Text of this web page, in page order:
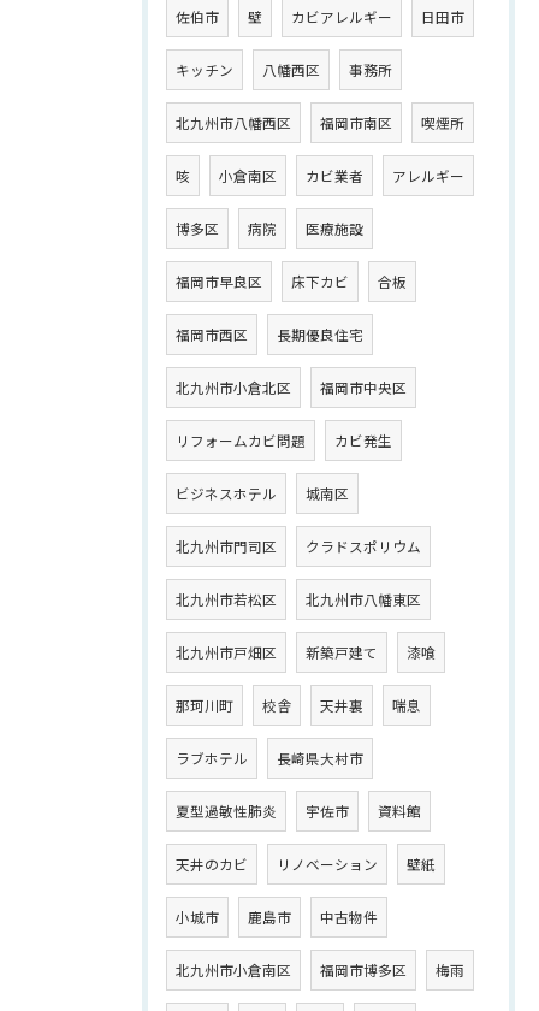
佐伯市 壁 カビアレルギー 日田市
キッチン 八幡西区 事務所
北九州市八幡西区 福岡市南区 喫煙所
咳 小倉南区 カビ業者 アレルギー
博多区 病院 医療施設
福岡市早良区 床下カビ 合板
福岡市西区 長期優良住宅
北九州市小倉北区 福岡市中央区
リフォームカビ問題 カビ発生
ビジネスホテル 城南区
北九州市門司区 クラドスポリウム
北九州市若松区 北九州市八幡東区
北九州市戸畑区 新築戸建て 漆喰
那珂川町 校舎 天井裏 喘息
ラブホテル 長崎県大村市
夏型過敏性肺炎 宇佐市 資料館
天井のカビ リノベーション 壁紙
小城市 鹿島市 中古物件
北九州市小倉南区 福岡市博多区 梅雨